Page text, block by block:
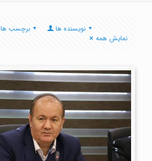
برچسب ها
نویسنده ها
نمایش همه